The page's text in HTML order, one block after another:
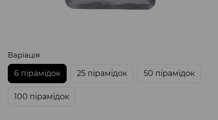
Варіація
6 пірамідок
25 пірамідок 50 пірамідок
100 пірамідок